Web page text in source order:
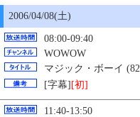
2006/04/08(土)
08:00-09:40
WOWOW
マジック・ボーイ
[字幕][初]
11:40-13:50